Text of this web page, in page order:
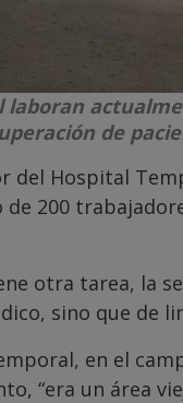
laboran
de
del Hospital
de 200
otra tarea, la
sino que de
en el
“era un área